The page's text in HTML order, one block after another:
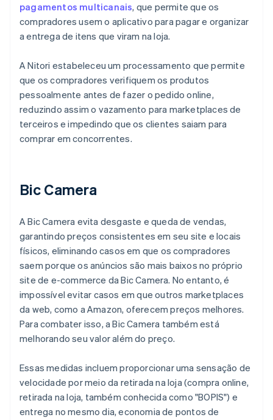
pagamentos multicanais, que permite que os
compradores usem o aplicativo para pagar e organizar
a entrega de itens que viram na loja.
A Nitori estabeleceu um processamento que permite
que os compradores verifiquem os produtos
pessoalmente antes de fazer o pedido online,
reduzindo assim o vazamento para marketplaces de
terceiros e impedindo que os clientes saiam para
comprar em concorrentes.
Bic Camera
A Bic Camera evita desgaste e queda de vendas,
garantindo preços consistentes em seu site e locais
físicos, eliminando casos em que os compradores
saem porque os anúncios são mais baixos no próprio
site de e-commerce da Bic Camera. No entanto, é
impossível evitar casos em que outros marketplaces
da web, como a Amazon, oferecem preços melhores.
Para combater isso, a Bic Camera também está
melhorando seu valor além do preço.
Essas medidas incluem proporcionar uma sensação de
velocidade por meio da retirada na loja (compra online,
retirada na loja, também conhecida como "BOPIS") e
entrega no mesmo dia, economia de pontos de